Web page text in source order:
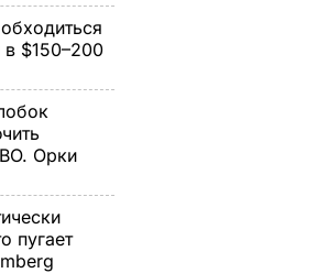
в $150–200
Орки
пугает